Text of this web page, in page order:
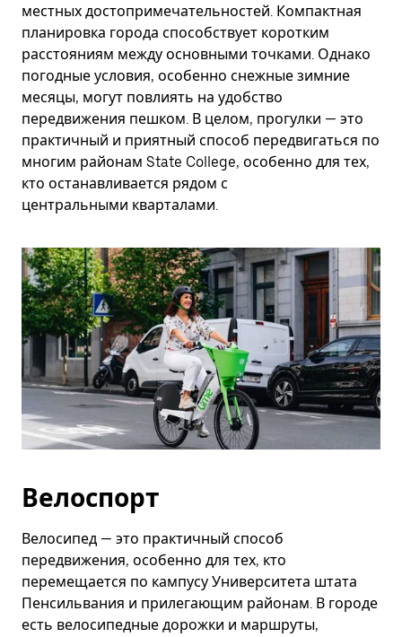
местных достопримечательностей. Компактная
планировка города способствует коротким
расстояниям между основными точками. Однако
погодные условия, особенно снежные зимние
месяцы, могут повлиять на удобство
передвижения пешком. В целом, прогулки — это
практичный и приятный способ передвигаться по
многим районам State College, особенно для тех,
кто останавливается рядом с
центральными кварталами.
Велоспорт
Велосипед — это практичный способ
передвижения, особенно для тех, кто
перемещается по кампусу Университета штата
Пенсильвания и прилегающим районам. В городе
есть велосипедные дорожки и маршруты,